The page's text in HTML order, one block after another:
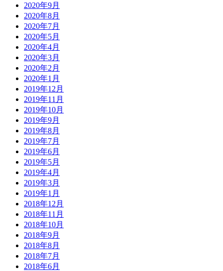
2020年9月
2020年8月
2020年7月
2020年5月
2020年4月
2020年3月
2020年2月
2020年1月
2019年12月
2019年11月
2019年10月
2019年9月
2019年8月
2019年7月
2019年6月
2019年5月
2019年4月
2019年3月
2019年1月
2018年12月
2018年11月
2018年10月
2018年9月
2018年8月
2018年7月
2018年6月